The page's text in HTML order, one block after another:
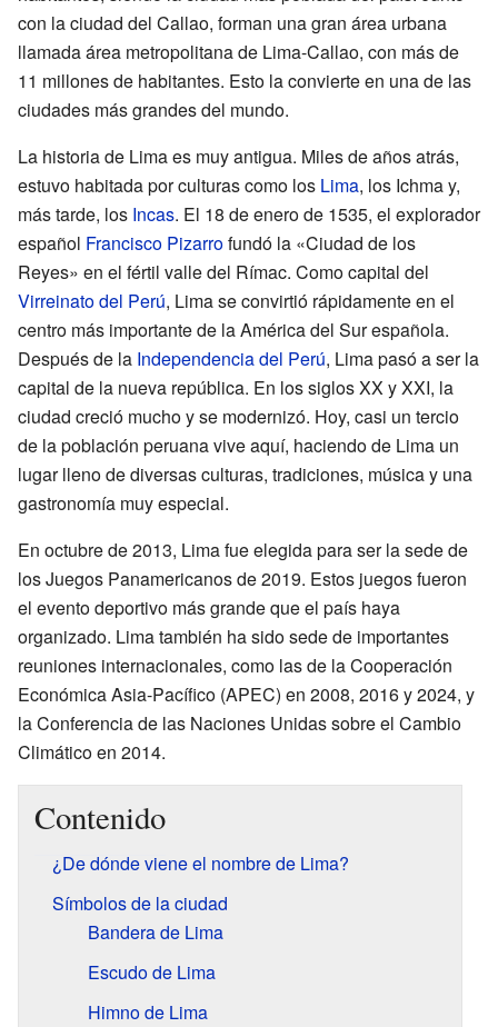
con la ciudad del Callao, forman una gran área urbana
llamada área metropolitana de Lima-Callao, con más de
11 millones de habitantes. Esto la convierte en una de las
ciudades más grandes del mundo.
La historia de Lima es muy antigua. Miles de años atrás,
estuvo habitada por culturas como los Lima, los Ichma y,
más tarde, los Incas. El 18 de enero de 1535, el explorador
español Francisco Pizarrofundó la «Ciudad de los
Reyes» en el fértil valle del Rímac. Como capital del
Virreinato del Perú, Lima se convirtió rápidamente en el
centro más importante de la América del Sur española.
Después de la Independencia del Perú, Lima pasó a ser la
capital de la nueva república. En los siglos XX y XXI, la
ciudad creció mucho y se modernizó. Hoy, casi un tercio
de la población peruana vive aquí, haciendo de Lima un
lugar lleno de diversas culturas, tradiciones, música y una
gastronomía muy especial.
En octubre de 2013, Lima fue elegida para ser la sede de
los Juegos Panamericanos de 2019. Estos juegos fueron
el evento deportivo más grande que el país haya
organizado. Lima también ha sido sede de importantes
reuniones internacionales, como las de la Cooperación
Económica Asia-Pacífico (APEC) en 2008, 2016 y 2024, y
la Conferencia de las Naciones Unidas sobre el Cambio
Climático en 2014.
Contenido
¿De dónde viene el nombre de Lima?
Símbolos de la ciudad
Bandera de Lima
Escudo de Lima
Himno de Lima